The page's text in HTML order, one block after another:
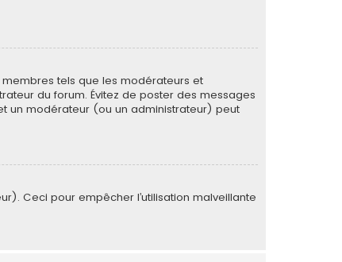
tels que les modérateurs et
du forum. Évitez de poster des messages
un modérateur (ou un administrateur) peut
Ceci pour empêcher l’utilisation malveillante